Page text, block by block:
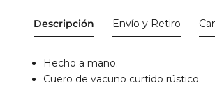
Descripción
Hecho a mano.
Cuero de vacuno curtido rústico.
Envío y Retiro